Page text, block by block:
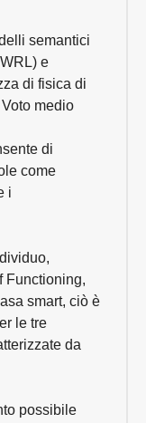
semantici
e
di fisica di
medio
di
come
i
Functioning,
smart, ciò è
le tre
da
possibile